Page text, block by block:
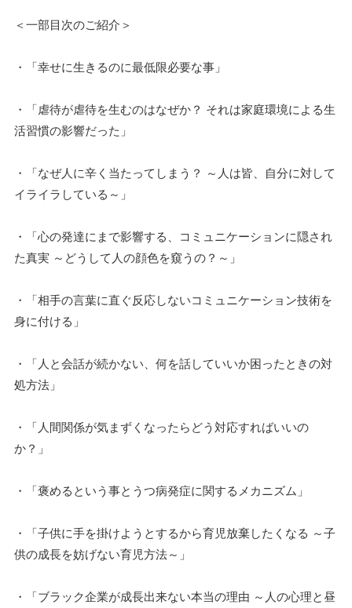
＜一部目次のご紹介＞
・「幸せに生きるのに最低限必要な事」
・「虐待が虐待を生むのはなぜか？ それは家庭環境による生
活習慣の影響だった」
・「なぜ人に辛く当たってしまう？ ～人は皆、自分に対して
イライラしている～」
・「心の発達にまで影響する、コミュニケーションに隠され
た真実 ～どうして人の顔色を窺うの？～」
・「相手の言葉に直ぐ反応しないコミュニケーション技術を
身に付ける」
・「人と会話が続かない、何を話していいか困ったときの対
処方法」
・「人間関係が気まずくなったらどう対応すればいいの
か？」
・「褒めるという事とうつ病発症に関するメカニズム」
・「子供に手を掛けようとするから育児放棄したくなる ～子
供の成長を妨げない育児方法～」
・「ブラック企業が成長出来ない本当の理由 ～人の心理と昼